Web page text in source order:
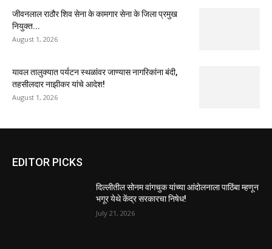
जीवनलाल राठौर शिव सेना के कामगार सेना के जिला प्रमुख
नियुक्त...
August 1, 2026
यावल तालुक्यात पर्यटन स्थळांवर जाण्यास नागरिकांना बंदी,
तहसीलदार नाझीकर यांचे आदेश!
August 1, 2026
EDITOR PICKS
दिल्लीतील सोनम वांगचुक यांच्या आंदोलनाला पाठिंबा म्हणून
भगूर येथे केंद्र सरकारचा निषेध!
July 21, 2026